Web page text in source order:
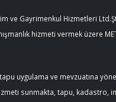
ve Gayrimenkul Hizmetleri
hizmeti vermek üzere
uygulama ve mevzuatına
sunmakta, tapu, kadastro,